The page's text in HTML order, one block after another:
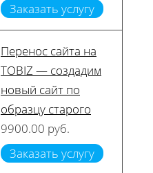
Заказать услугу
Перенос сайта на
TOBIZ — создадим
новый сайт по
образцу старого
9900.00 руб.
Заказать услугу